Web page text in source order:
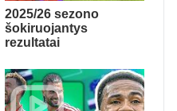
2025/26 sezono
šokiruojantys
rezultatai